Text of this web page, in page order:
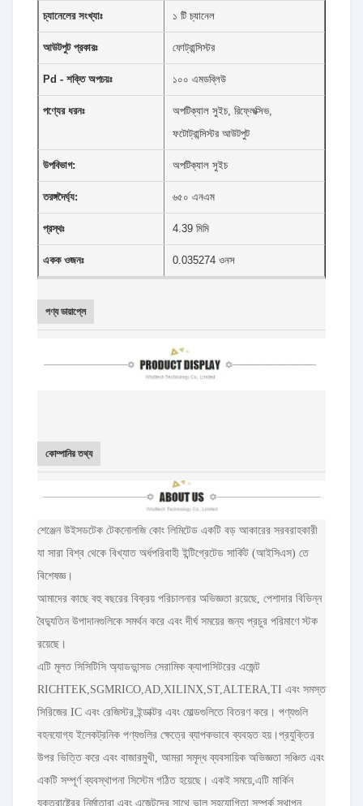
চ্যানেলের সংখ্যাঃ ১ টি চ্যানেল
আউটপুট প্রকারঃ ফোট্রান্সিস্টর
Pd - শক্তি অপচয়ঃ ১০০ এমডব্লিউ
পণ্যের ধরনঃ
অপটিক্যাল সুইচ, রিফ্লেক্সিভ,
ফটোট্রান্সিস্টর আউটপুট
উপবিভাগ: অপটিক্যাল সুইচ
তরঙ্গদৈর্ঘ্য: ৬৫০ এনএম
প্রস্থঃ 4.39 মিমি
একক ওজনঃ 0.035274 ওনস
পণ্য ডায়াপ্লে
কোম্পানির তথ্য
শেঞ্জেন উইসডটেক টেকনোলজি কোং লিমিটেড একটি বড় আকারের সরবরাহকারী
যা সারা বিশ্ব থেকে বিখ্যাত অর্ধপরিবাহী ইন্টিগ্রেটেড সার্কিট (আইসিএস) তে
বিশেষজ্ঞ।
আমাদের কাছে বহু বছরের বিক্রয় পরিচালনার অভিজ্ঞতা রয়েছে, পেশাদার বিভিন্ন
বৈদ্যুতিন উপাদানগুলিকে সমর্থন করে এবং দীর্ঘ সময়ের জন্য প্রচুর পরিমাণে স্টক
রয়েছে।
এটি মূলত সিসিটিসি অ্যাডভান্সড সেরামিক ক্যাপাসিটরের এজেন্ট
RICHTEK,SGMRICO,AD,XILINX,ST,ALTERA,TI এবং সমস্ত
সিরিজের IC এবং রেজিস্টর,ইন্ডাক্টর এবং মোল্ডগুলিতে বিতরণ করে। পণ্যগুলি
বহনযোগ্য ইলেকট্রনিক পণ্যগুলির ক্ষেত্রে ব্যাপকভাবে ব্যবহৃত হয়।প্রযুক্তির
উপর ভিত্তি করে এবং বাজারমুখী, আমরা সমৃদ্ধ ব্যবসায়িক অভিজ্ঞতা সঞ্চিত এবং
একটি সম্পূর্ণ ব্যবস্থাপনা সিস্টেম গঠিত হয়েছে। একই সময়ে,এটি মার্কিন
যুক্তরাষ্ট্রের নির্মাতারা এবং এজেন্টদের সাথে ভাল সহযোগিতা সম্পর্ক স্থাপন